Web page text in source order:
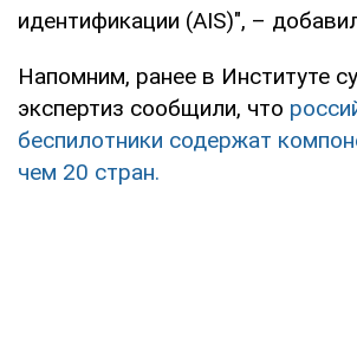
идентификации (AIS)", –
Напомним, ранее в Институте
экспертиз сообщили, что
беспилотники содержат
чем 20 стран.